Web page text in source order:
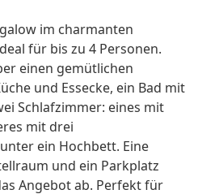
im charmanten
für bis zu 4 Personen.
einen gemütlichen
und Essecke, ein Bad mit
Schlafzimmer: eines mit
mit drei
ein Hochbett. Eine
und ein Parkplatz
Angebot ab. Perfekt für